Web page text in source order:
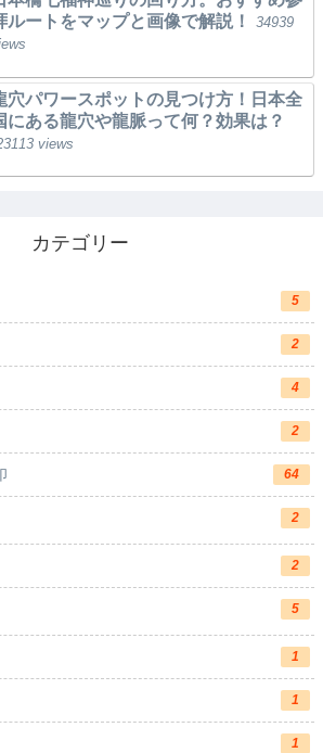
ルートをマップと画像で解説！
34939
穴パワースポットの見つけ方！日本全
にある龍穴や龍脈って何？効果は？
views
カテゴリー
5
2
4
2
64
2
2
5
1
1
1